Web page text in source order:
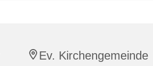
Ev. Kirchengemeinde